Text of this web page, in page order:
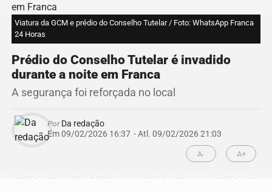
Viatura da GCM e prédio do Conselho Tutelar / Foto: WhatsApp Franca
24 Horas
Prédio do Conselho Tutelar é invadido
durante a noite em Franca
A segurança foi reforçada no local
PorDa redação
Em 09/02/2026 16:37 - Atl. 09/02/2026 21:03
A- A+